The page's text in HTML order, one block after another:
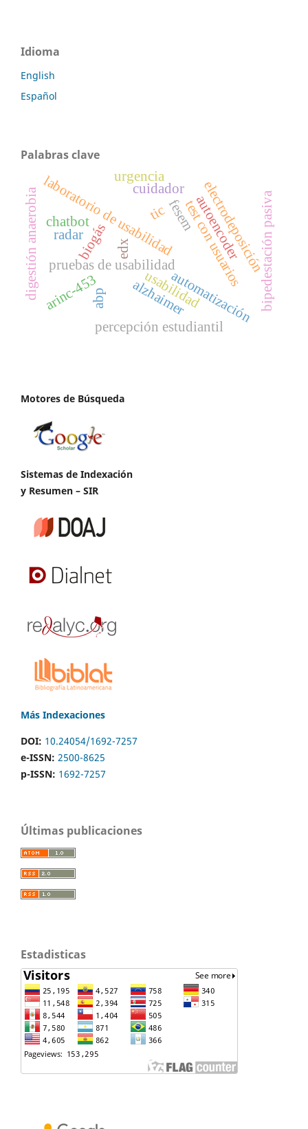
Idioma
English
Español
Palabras clave
laboratorio de usabilidad
pruebas de usabilidad test con usuarios
usabilidad
digestión anaerobia automatización
biogás autoencoder
abp
percepción estudiantil
electrodeposición
fesem
edx
chatbot
alzhaimer
cuidador
urgencia
tic bipedestación pasiva
radar
arinc-453
Motores de Búsqueda
Sistemas de Indexación
y Resumen – SIR
Más Indexaciones
DOI: 10.24054/1692-7257
e-ISSN: 2500-8625
p-ISSN: 1692-7257
Últimas publicaciones
Estadisticas